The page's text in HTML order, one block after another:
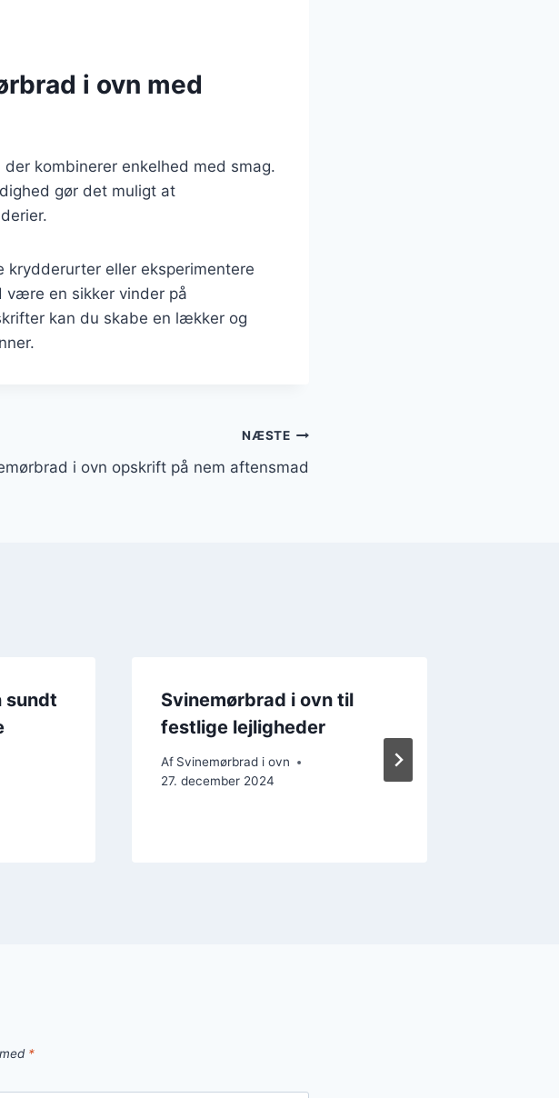
i ovn med
kombinerer enkelhed med smag.
gør det muligt at
eller eksperimentere
være en sikker vinder på
kan du skabe en lækker og
NÆSTE
i ovn opskrift på nem aftensmad
sundt
Svinemørbrad i ovn til
festlige lejligheder
Af Svinemørbrad i ovn
27. december 2024
*